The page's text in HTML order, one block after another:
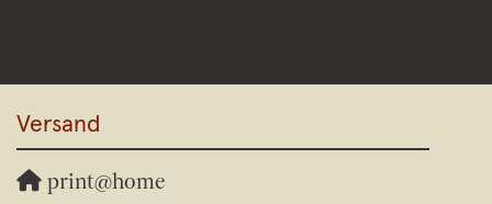
Versand
print@home